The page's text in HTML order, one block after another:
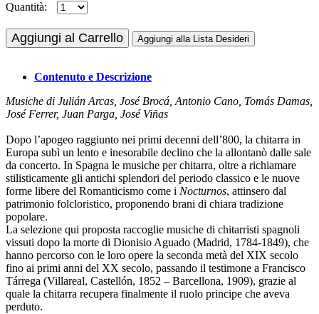
Quantità:
Aggiungi al Carrello Aggiungi alla Lista Desideri
Contenuto e Descrizione
Musiche di Julián Arcas, José Brocá, Antonio Cano, Tomás Damas,
José Ferrer, Juan Parga, José Viñas
Dopo l’apogeo raggiunto nei primi decenni dell’800, la chitarra in
Europa subì un lento e inesorabile declino che la allontanò dalle sale
da concerto. In Spagna le musiche per chitarra, oltre a richiamare
stilisticamente gli antichi splendori del periodo classico e le nuove
forme libere del Romanticismo come i Nocturnos, attinsero dal
patrimonio folcloristico, proponendo brani di chiara tradizione
popolare.
La selezione qui proposta raccoglie musiche di chitarristi spagnoli
vissuti dopo la morte di Dionisio Aguado (Madrid, 1784-1849), che
hanno percorso con le loro opere la seconda metà del XIX secolo
fino ai primi anni del XX secolo, passando il testimone a Francisco
Tárrega (Villareal, Castellón, 1852 – Barcellona, 1909), grazie al
quale la chitarra recupera finalmente il ruolo principe che aveva
perduto.